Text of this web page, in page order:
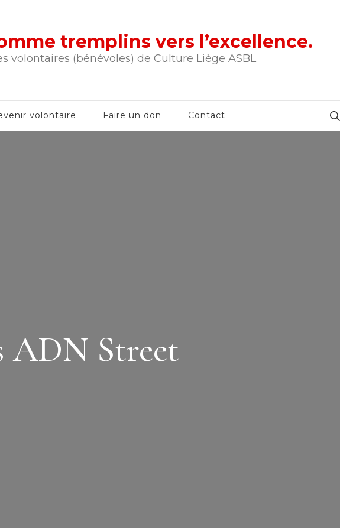
tremplins vers l’excellence.
volontaires (bénévoles) de Culture Liège ASBL
volontaire Faire un don Contact
ADN Street